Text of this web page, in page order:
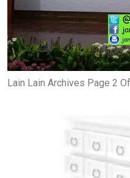
Lain Lain Archives Page 2